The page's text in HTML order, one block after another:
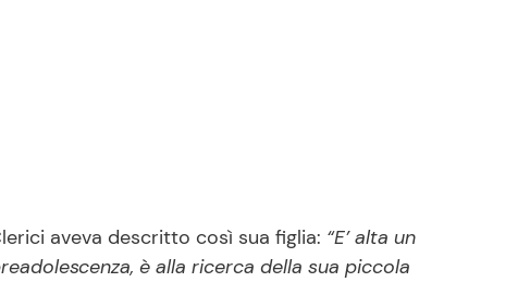
aveva descritto così sua figlia: “E’ alta un
è alla ricerca della sua piccola